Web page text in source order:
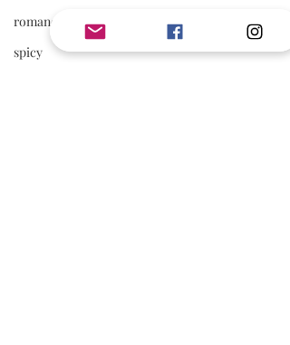
romance sportive
spicy